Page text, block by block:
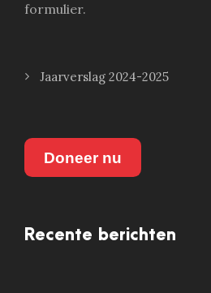
formulier.
Jaarverslag 2024-2025
Doneer nu
Recente berichten